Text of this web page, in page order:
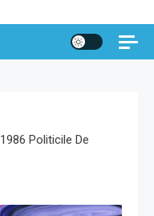
Politicile De